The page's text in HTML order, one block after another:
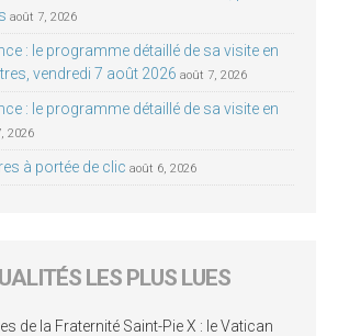
août 7, 2026
: le programme détaillé de sa visite en
vendredi 7 août 2026 août 7, 2026
: le programme détaillé de sa visite en
2026
à portée de clic août 6, 2026
LES PLUS LUES
de la Fraternité Saint-Pie X : le Vatican